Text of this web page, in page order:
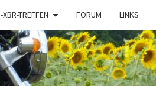
TREFFEN FORUM LINKS